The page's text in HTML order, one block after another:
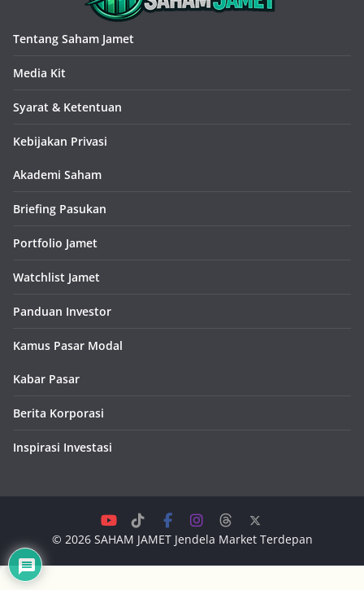
Tentang Saham Jamet
Media Kit
Syarat & Ketentuan
Kebijakan Privasi
Akademi Saham
Briefing Pasukan
Portfolio Jamet
Watchlist Jamet
Panduan Investor
Kamus Pasar Modal
Kabar Pasar
Berita Korporasi
Inspirasi Investasi
© 2026 SAHAM JAMETJendela Market Terdepan